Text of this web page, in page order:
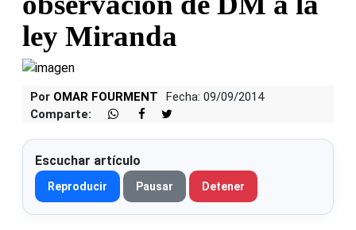
ley Miranda
Por OMAR FOURMENT
Fecha: 09/09/2014
Comparte:
Escuchar artículo
Reproducir Pausar Detener